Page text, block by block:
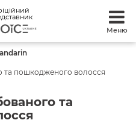
Меню
пошкодженого волосся
та